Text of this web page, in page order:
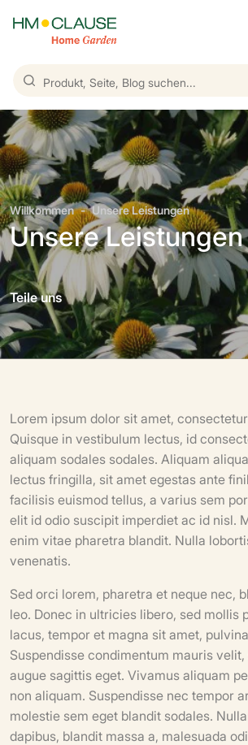
Willkommen Unsere Leistungen
Unsere Leistungen
Teile uns
Lorem ipsum dolor sit amet,
Quisque in vestibulum lectus, id
aliquam sodales sodales. Aliquam
lectus fringilla, sit amet egestas ante
facilisis euismod tellus, a varius sem
elit id odio suscipit imperdiet ac id nisl.
enim vitae pharetra blandit. Nulla
venenatis.
Sed orci lorem, pharetra et neque nec,
leo. Donec in ultricies libero, sed mollis
lacus, tempor et magna sit amet,
Suspendisse condimentum mauris
augue sagittis eget. Vivamus aliquam
non aliquam. Suspendisse nec tempor
molestie sem eget blandit sodales.
dapibus, blandit massa a, malesuada